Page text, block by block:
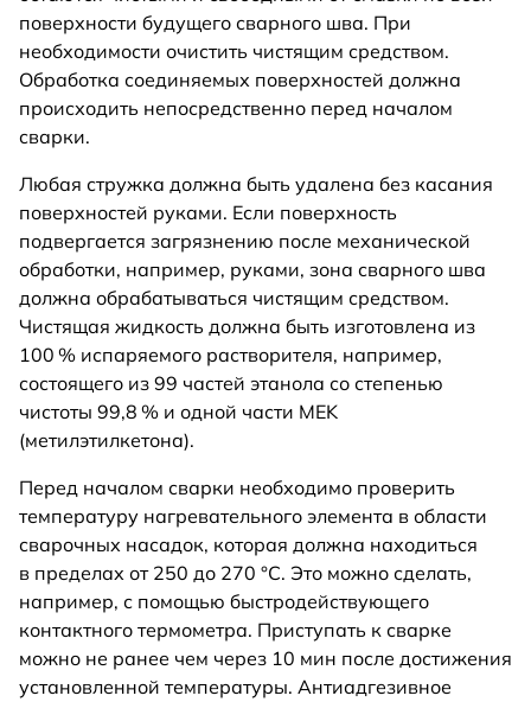
поверхности будущего сварного шва. При
необходимости очистить чистящим средством.
Обработка соединяемых поверхностей должна
происходить непосредственно перед началом
сварки.
Любая стружка должна быть удалена без касания
поверхностей руками. Если поверхность
подвергается загрязнению после механической
обработки, например, руками, зона сварного шва
должна обрабатываться чистящим средством.
Чистящая жидкость должна быть изготовлена из
100 % испаряемого растворителя, например,
состоящего из 99 частей этанола со степенью
чистоты 99,8 % и одной части MEK
(метилэтилкетона).
Перед началом сварки необходимо проверить
температуру нагревательного элемента в области
сварочных насадок, которая должна находиться
в пределах от 250 до 270 °C. Это можно сделать,
например, с помощью быстродействующего
контактного термометра. Приступать к сварке
можно не ранее чем через 10 мин после достижения
установленной температуры. Антиадгезивное